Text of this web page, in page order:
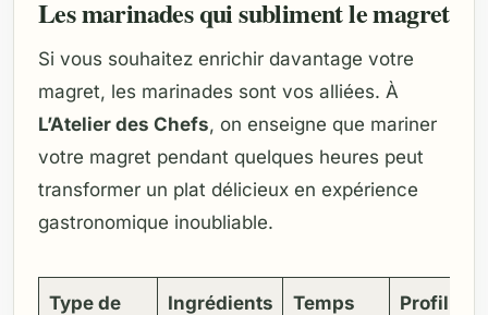
Les marinades qui subliment le magret
Si vous souhaitez enrichir davantage votre
magret, les marinades sont vos alliées. À
L’Atelier des Chefs, on enseigne que mariner
votre magret pendant quelques heures peut
transformer un plat délicieux en expérience
gastronomique inoubliable.
Type de
Ingrédients
Temps
Profil de